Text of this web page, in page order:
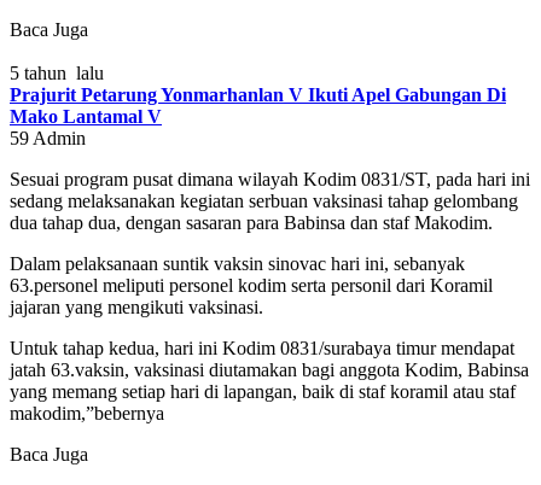
Baca Juga
5 tahun lalu
Prajurit Petarung Yonmarhanlan V Ikuti Apel Gabungan Di
Mako Lantamal V
59 Admin
Sesuai program pusat dimana wilayah Kodim 0831/ST, pada hari ini
sedang melaksanakan kegiatan serbuan vaksinasi tahap gelombang
dua tahap dua, dengan sasaran para Babinsa dan staf Makodim.
Dalam pelaksanaan suntik vaksin sinovac hari ini, sebanyak
63.personel meliputi personel kodim serta personil dari Koramil
jajaran yang mengikuti vaksinasi.
Untuk tahap kedua, hari ini Kodim 0831/surabaya timur mendapat
jatah 63.vaksin, vaksinasi diutamakan bagi anggota Kodim, Babinsa
yang memang setiap hari di lapangan, baik di staf koramil atau staf
makodim,”bebernya
Baca Juga